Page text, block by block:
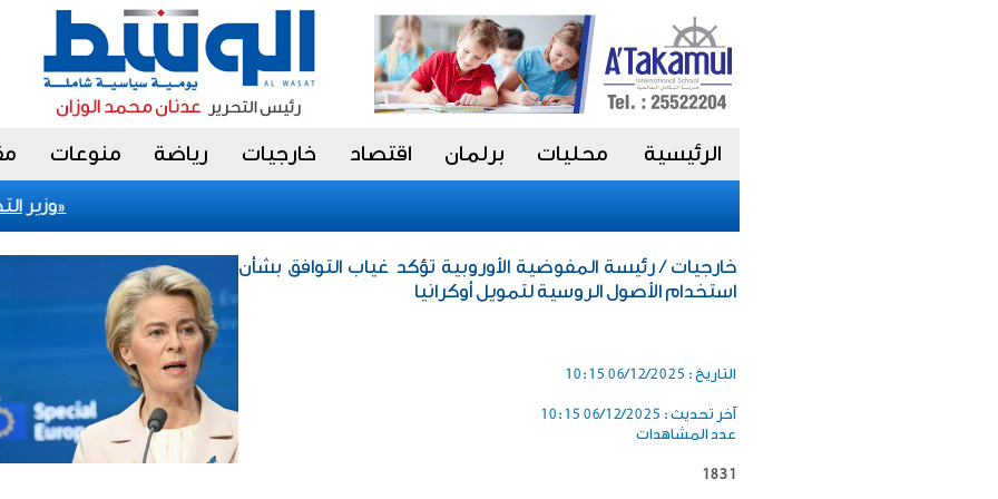
الرئيسية محليات برلمان اقتصاد خارجيات رياضة منوعات
وزير
خارجيات / رئيسة المفوضية الأوروبية تؤكد غياب التوافق بشأن
استخدام الأصول الروسية لتمويل أوكرانيا
التاريخ : 06/12/2025 10:15
آخر تحديث : 06/12/2025 10:15
عدد المشاهدات
1831